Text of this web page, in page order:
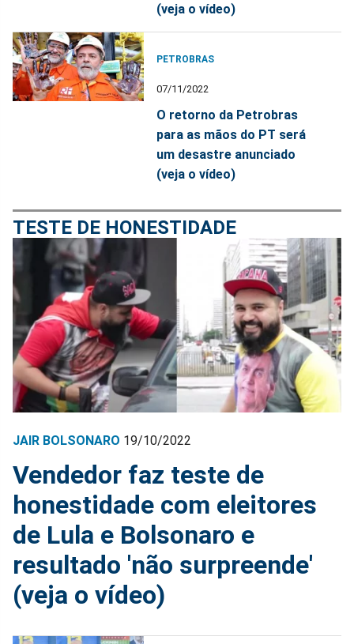
(veja o vídeo)
PETROBRAS
07/11/2022
O retorno da Petrobras
para as mãos do PT será
um desastre anunciado
(veja o vídeo)
TESTE DE HONESTIDADE
JAIR BOLSONARO 19/10/2022
Vendedor faz teste de
honestidade com eleitores
de Lula e Bolsonaro e
resultado 'não surpreende'
(veja o vídeo)